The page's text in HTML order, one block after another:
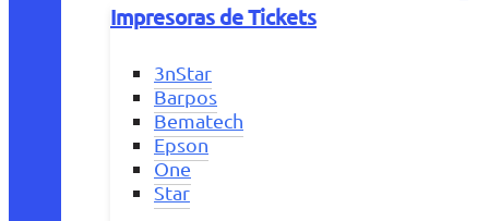
Impresoras de Tickets
3nStar
Barpos
Bematech
Epson
One
Star